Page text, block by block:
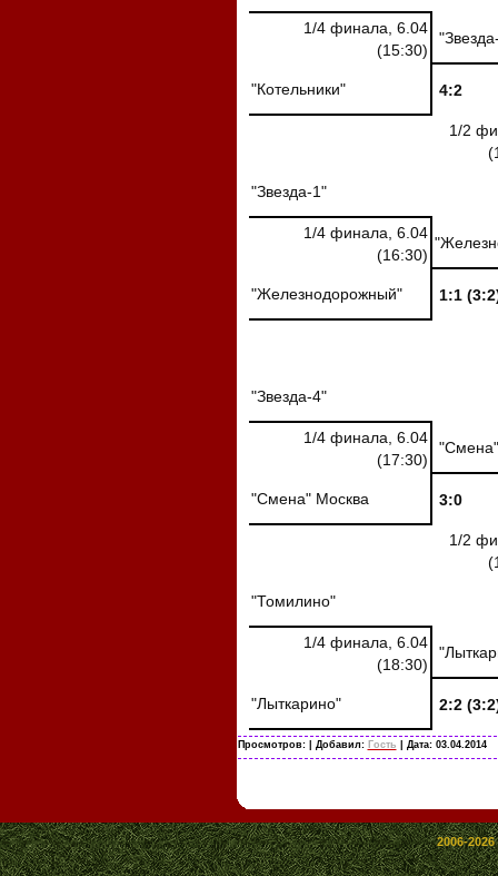
1/4 финала, 6.04
(15:30)
"Котельники" 4:2
1/2
"Звезда-1"
1/4 финала, 6.04
(16:30)
"Железнодорожный" 1:1
"Звезда-4"
1/4 финала, 6.04
(17:30)
"Смена" Москва 3:0
1/2
"Томилино"
1/4 финала, 6.04
(18:30)
"Лыткарино" 2:2
Просмотров: | Добавил: Гость | Дата: 03.04.2014
2006-